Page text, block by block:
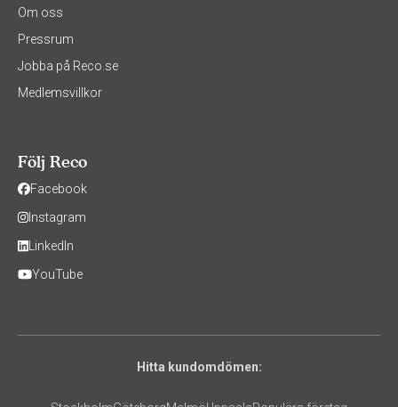
Om oss
Pressrum
Jobba på Reco.se
Medlemsvillkor
Följ Reco
Facebook
Instagram
LinkedIn
YouTube
Hitta kundomdömen: